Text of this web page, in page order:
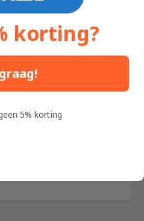
geschikt
installateurs
korting?
5% korting